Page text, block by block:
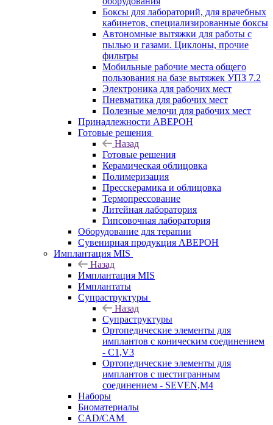
Боксы для лабораторий, для врачебных
кабинетов, специализированные боксы
Автономные вытяжки для работы с
пылью и газами. Циклоны, прочие
фильтры
Мобильные рабочие места общего
пользования на базе вытяжек УПЗ 7.2
Электроника для рабочих мест
Пневматика для рабочих мест
Полезные мелочи для рабочих мест
Принадлежности АВЕРОН
Готовые решения
Назад
Готовые решения
Керамическая облицовка
Полимеризация
Пресскерамика и облицовка
Термопрессование
Литейная лаборатория
Гипсовочная лаборатория
Оборудование для терапии
Сувенирная продукция АВЕРОН
Имплантация MIS
Назад
Имплантация MIS
Имплантаты
Супраструктуры
Назад
Супраструктуры
Ортопедические элементы для
имплантов с коническим соединением
- C1,V3
Ортопедические элементы для
имплантов с шестигранным
соединением - SEVEN,M4
Наборы
Биоматериалы
CAD/CAM